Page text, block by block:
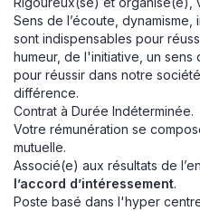
Sens de l’écoute, dynamisme,
sont indispensables pour
humeur, de l'initiative, un
pour réussir dans notre
différence.
Contrat à Durée Indéterminée.
Votre rémunération se
mutuelle.
Associé(e) aux résultats de
l’accord d’intéressement.
Poste basé dans l'hyper